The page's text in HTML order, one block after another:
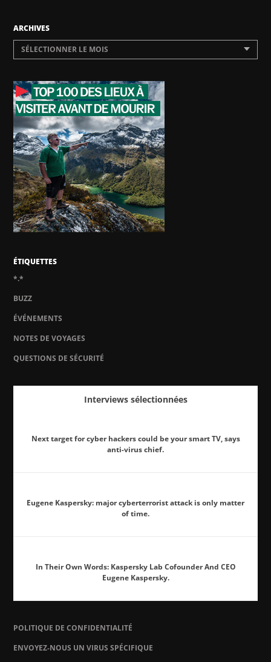
ARCHIVES
SÉLECTIONNER LE MOIS
ÉTIQUETTES
*.*
BUZZ
ÉVÉNEMENTS
NOTES DE VOYAGES
QUESTIONS DE SÉCURITÉ
Interviews sélectionnées
Next target for cyber hackers could be your smart TV, says
anti-virus chief.
Eugene Kaspersky: major cyberterrorist attack is only matter
of time.
In Their Own Words: Kaspersky Lab Cofounder And CEO
Eugene Kaspersky.
POLITIQUE DE CONFIDENTIALITÉ
ENVOYEZ-NOUS UN VIRUS SPÉCIFIQUE